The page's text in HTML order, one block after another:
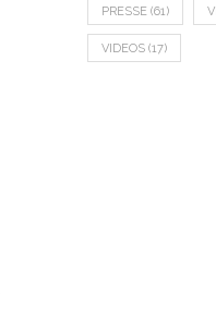
PRESSE (61)
VIDEOS (17)